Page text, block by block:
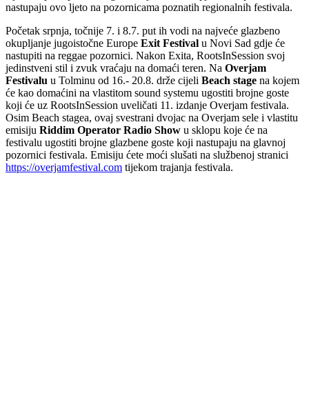
nastupaju ovo ljeto na pozornicama poznatih regionalnih festivala.
Početak srpnja, točnije 7. i 8.7. put ih vodi na najveće glazbeno
okupljanje jugoistočne Europe Exit Festival u Novi Sad gdje će
nastupiti na reggae pozornici. Nakon Exita, RootsInSession svoj
jedinstveni stil i zvuk vraćaju na domaći teren. Na Overjam
Festivalu u Tolminu od 16.- 20.8. drže cijeli Beach stage na kojem
će kao domaćini na vlastitom sound systemu ugostiti brojne goste
koji će uz RootsInSession uveličati 11. izdanje Overjam festivala.
Osim Beach stagea, ovaj svestrani dvojac na Overjam sele i vlastitu
emisiju Riddim Operator Radio Show u sklopu koje će na
festivalu ugostiti brojne glazbene goste koji nastupaju na glavnoj
pozornici festivala. Emisiju ćete moći slušati na službenoj stranici
https://overjamfestival.com tijekom trajanja festivala.